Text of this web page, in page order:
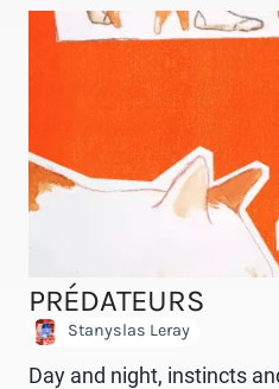
PRÉDATEURS
Stanyslas Leray
Day and night, instincts